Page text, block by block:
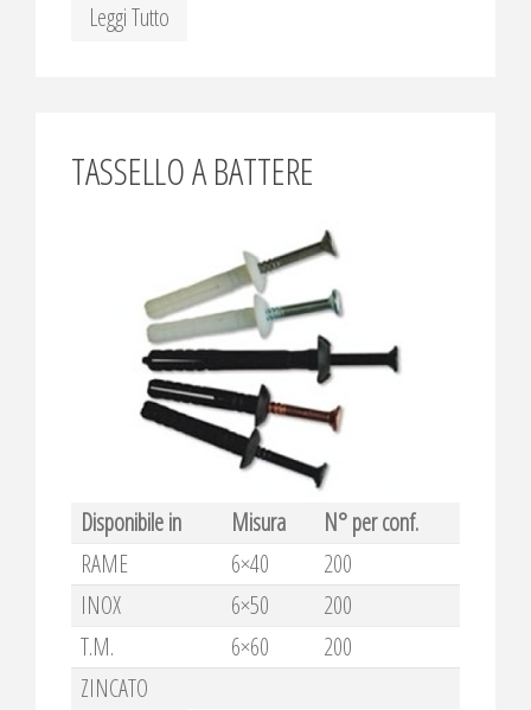
Leggi Tutto
TASSELLO A BATTERE
Disponibile in Misura
N° per conf.
RAME
6×40
200
INOX
6×50
200
T.M.
6×60
200
ZINCATO